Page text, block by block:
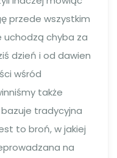
przede wszystkim
uchodzą chyba za
dzień i od dawien
wśród
także
tradycyjna
to broń, w jakiej
na